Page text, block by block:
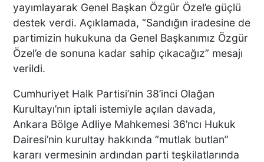
yayımlayarak Genel Başkan Özgür Özel’e güçlü
destek verdi. Açıklamada, “Sandığın iradesine de
partimizin hukukuna da Genel Başkanımız Özgür
Özel’e de sonuna kadar sahip çıkacağız” mesajı
verildi.
Cumhuriyet Halk Partisi’nin 38’inci Olağan
Kurultayı’nın iptali istemiyle açılan davada,
Ankara Bölge Adliye Mahkemesi 36’ncı Hukuk
Dairesi’nin kurultay hakkında “mutlak butlan”
kararı vermesinin ardından parti teşkilatlarında